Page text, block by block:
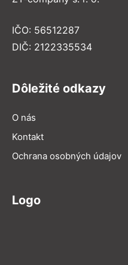
IČO: 56512287
DIČ: 2122335534
Dôležité odkazy
O nás
Kontakt
Ochrana osobných údajov
Logo